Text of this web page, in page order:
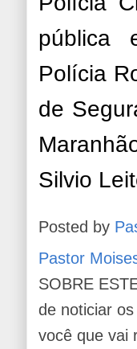
pública
Polícia
de
Silvio
Posted by
Pastor
SOBRE
de noticiar
você que vai